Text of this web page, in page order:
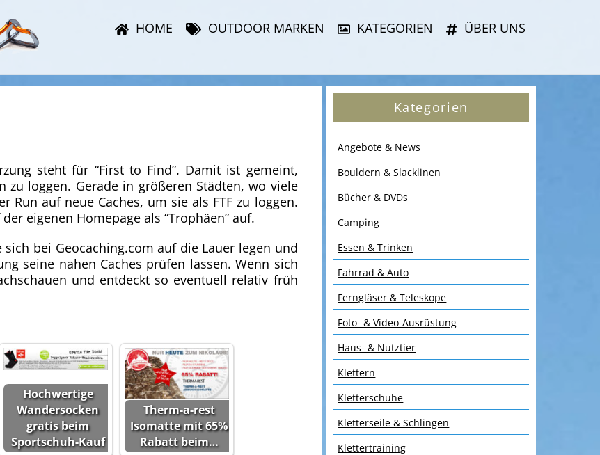
HOME OUTDOOR MARKEN KATEGORIEN ÜBER UNS
steht für “First to Find”. Damit ist gemeint,
zu loggen. Gerade in größeren Städten, wo viele
Run auf neue Caches, um sie als FTF zu loggen.
eigenen Homepage als “Trophäen” auf.
bei Geocaching.com auf die Lauer legen und
seine nahen Caches prüfen lassen. Wenn sich
und entdeckt so eventuell relativ früh
Hochwertige
Wandersocken
gratis beim
Sportschuh-Kauf
Therm-a-rest
Isomatte mit 65%
Rabatt beim…
Kategorien
Angebote & News
Bouldern & Slacklinen
Bücher & DVDs
Camping
Essen & Trinken
Fahrrad & Auto
Ferngläser & Teleskope
Foto- & Video-Ausrüstung
Haus- & Nutztier
Klettern
Kletterschuhe
Kletterseile & Schlingen
Klettertraining